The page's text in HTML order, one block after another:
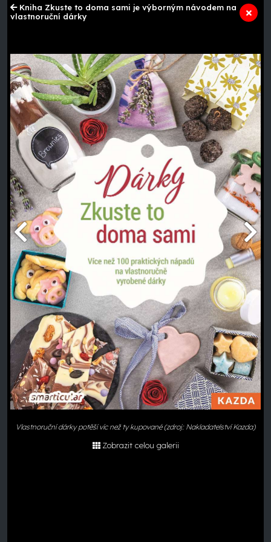
Kniha Zkuste to doma sami je výborným návodem na
vlastnoruční dárky
Vlastnoruční dárky potěší víc než ty kupované (zdroj: Nakladatelství Kazda)
Zobrazit celou galerii